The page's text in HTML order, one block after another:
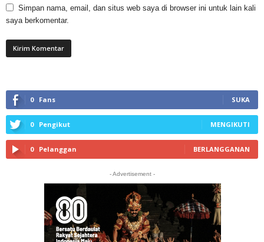
Simpan nama, email, dan situs web saya di browser ini untuk lain kali
saya berkomentar.
0 Fans SUKA
0 Pengikut MENGIKUTI
0 Pelanggan BERLANGGANAN
- Advertisement -